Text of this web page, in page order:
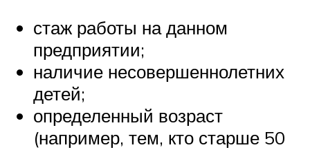
стаж работы на данном
предприятии;
наличие несовершеннолетних
детей;
определенный возраст
(например, тем, кто старше 50